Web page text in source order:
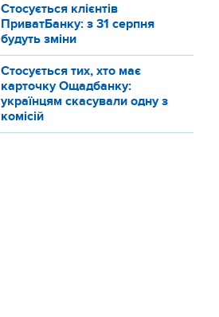
Стосується клієнтів
ПриватБанку: з 31 серпня
будуть зміни
Стосується тих, хто має
карточку Ощадбанку:
українцям скасували одну з
комісій